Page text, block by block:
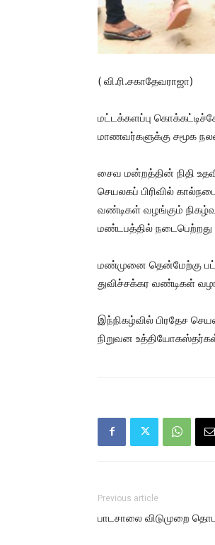
( வி.ரி.சகாதேவராஜா)
மட்டக்களப்பு
மாணவர்களுக்கு சமூக
சைவ மன்றத்தின் நிதி
செயலகப் பிரிவில்
வண்டிகள் வழங்கும்
மண்டபத்தில் நடைபெற்றது
மண்முனை தென்மேற்கு
துவிச்சக்கர வண்டிகள்
இந்நிகழ்வில் பிரதேச
நிறுவன
Previous article
பாடசாலை விடுமுறை